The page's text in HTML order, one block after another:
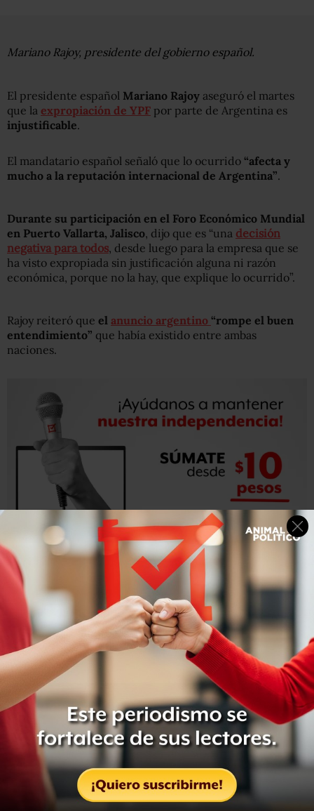
Mariano Rajoy, presidente del gobierno español.
El presidente español Mariano Rajoy aseguró el martes
que la expropiación de YPF por parte de Argentina es
injustificable.
El mandatario español señaló que lo ocurrido “afecta y
mucho a la reputación internacional de Argentina”.
Durante su participación en el Foro Económico Mundial
en Puerto Vallarta, Jalisco, dijo que es “una decisión
negativa para todos, desde luego para la empresa que se
ha visto expropiada sin justificación alguna ni razón
económica, porque no la hay, que explique lo ocurrido”.
Rajoy reiteró que el anuncio argentino “rompe el buen
entendimiento” que había existido entre ambas
naciones.
Aseguró, sin embargo, que su gobierno buscará que ese
episodio no afecte o empañe larelación con otros países
de Latinoamérica.
“Elesfuerzo encomiable de los gobiernos
latinoamericanos para hacer de la región un destino
atractivopara la inversión y el comercio no puede verse
empañada de ninguna de las maneras por actuaciones
que yo considero puntuales, pero que podrían
interpretarse erróneamente”, dijo.
“Perjudica a España y a Argentina”, dijo Rajoy en su
primera gira como presidente por Latinoamérica, que
además de México lo llevará por Colombia.